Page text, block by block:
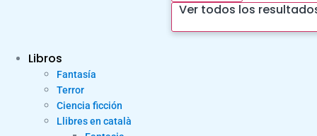
Ver todos los
Libros
Fantasía
Terror
Ciencia ficción
Llibres en català